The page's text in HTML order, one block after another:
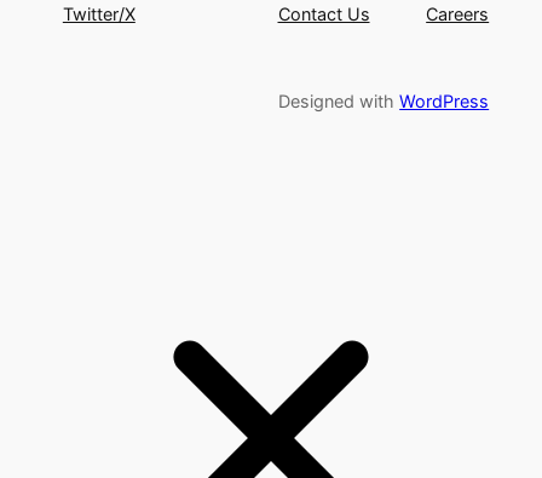
Careers
Contact Us
Twitter/X
Designed withWordPress